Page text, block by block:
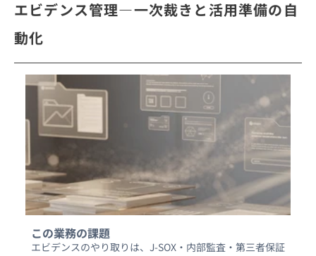
エビデンス管理―一次裁きと活用準備の自
動化
この業務の課題
エビデンスのやり取りは、J-SOX・内部監査・第三者保証